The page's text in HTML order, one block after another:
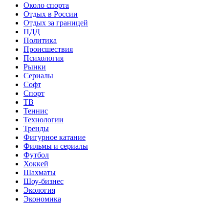
Около спорта
Отдых в России
Отдых за границей
ПДД
Политика
Происшествия
Психология
Рынки
Сериалы
Софт
Спорт
ТВ
Теннис
Технологии
Тренды
Фигурное катание
Фильмы и сериалы
Футбол
Хоккей
Шахматы
Шоу-бизнес
Экология
Экономика